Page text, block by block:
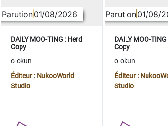
Parution01/08/2026
DAILY MOO-TING : Herd
Copy
o-okun
Éditeur : NukooWorld
Studio
Parution01/08/
DAILY MOO-TING
Copy
o-okun
Éditeur :
Studio